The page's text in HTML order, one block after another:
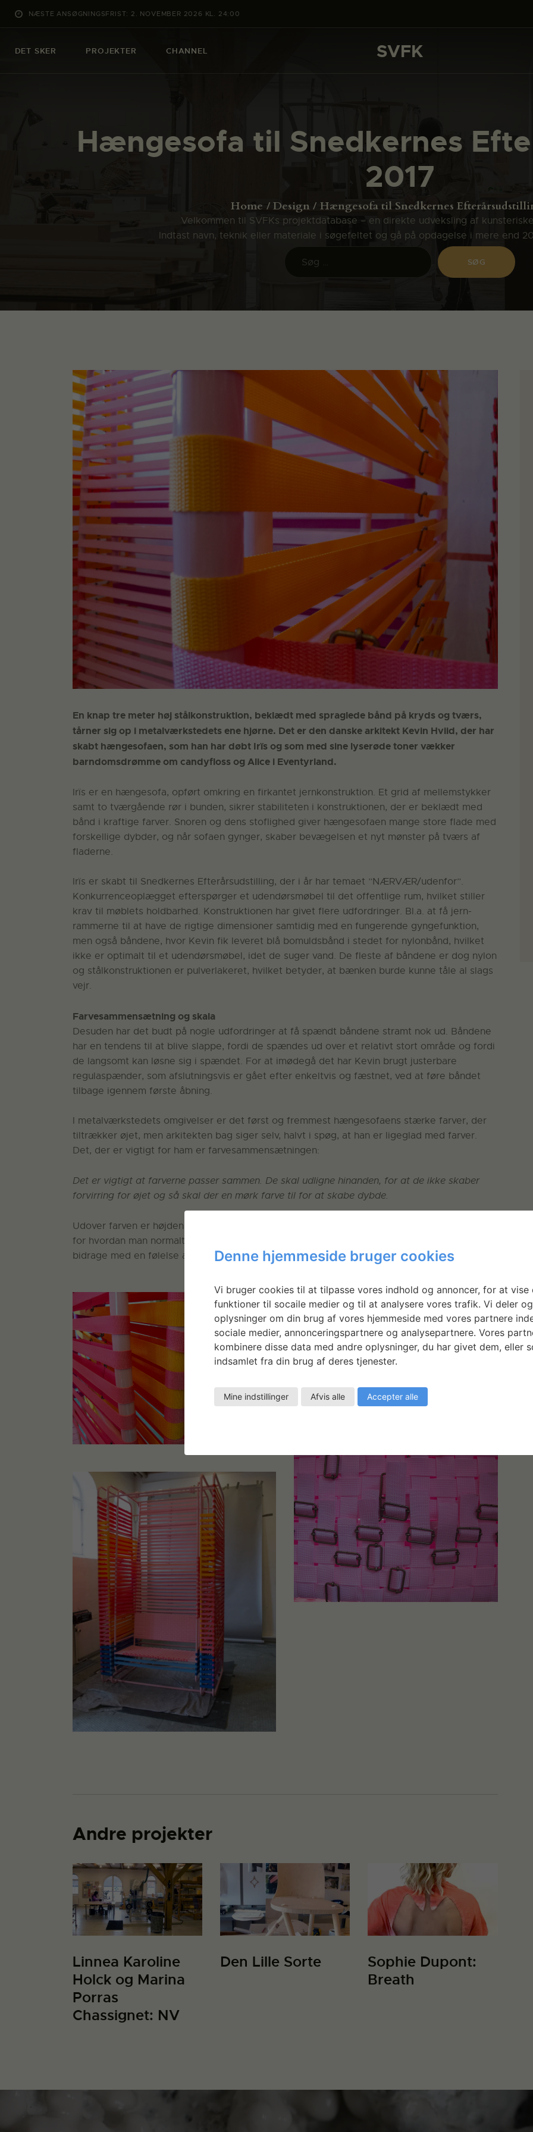
NÆSTE ANSØGNINGSFRIST: 2. NOVEMBER 2026 KL. 24:00
DET SKER PROJEKTER CHANNEL SVFK
Hængesofa til Snedkernes
2017
Home Design Hængesofa til Snedkernes
Velkommen til SVFKs projektdatabase – en direkte udveksling af
Indtast navn, teknik eller materiale i søgefeltet og gå på opdagelse i mere end
SVFK
PROJEKTER
OM SVFK
En knap tre meter høj stålkonstruktion, beklædt med spraglede bånd på kryds og tværs,
tårner sig op i metalværkstedets ene hjørne. Det er den danske arkitekt Kevin Hviid, der har
skabt hængesofaen, som han har døbt Irïs og som med sine lyserøde toner vækker
barndomsdrømme om candyfloss og Alice i Eventyrland.
Irïs er en hængesofa, opført omkring en firkantet jernkonstruktion. Et grid af mellemstykker
samt to tværgående rør i bunden, sikrer stabiliteten i konstruktionen, der er beklædt med
bånd i kraftige farver. Snoren og dens stoflighed giver hængesofaen mange store flade med
forskellige dybder, og når sofaen gynger, skaber bevægelsen et nyt mønster på tværs af
fladerne.
Irïs er skabt til Snedkernes Efterårsudstilling, der i år har temaet ”NÆRVÆR/udenfor”.
Konkurrenceoplægget efterspørger et udendørsmøbel til det offentlige rum, hvilket stiller
krav til møblets holdbarhed. Konstruktionen har givet flere udfordringer. Bl.a. at få jern-
rammerne til at have de rigtige dimensioner samtidig med en fungerende gyngefunktion,
men også båndene, hvor Kevin fik leveret blå bomuldsbånd i stedet for nylonbånd, hvilket
ikke er optimalt til et udendørsmøbel, idet de suger vand. De fleste af båndene er dog nylon
og stålkonstruktionen er pulverlakeret, hvilket betyder, at bænken burde kunne tåle al slags
vejr.
Farvesammensætning og skala
Desuden har det budt på nogle udfordringer at få spændt båndene stramt nok ud. Båndene
har en tendens til at blive slappe, fordi de spændes ud over et relativt stort område og fordi
de langsomt kan løsne sig i spændet. For at imødegå det har Kevin brugt justerbare
regulaspænder, som afslutningsvis er gået efter enkeltvis og fæstnet, ved at føre båndet
tilbage igennem første åbning.
I metalværkstedets omgivelser er det først og fremmest hængesofaens stærke farver, der
tiltrækker øjet, men arkitekten bag siger selv, halvt i spøg, at han er ligeglad med farver.
Det, der er vigtigt for ham er farvesammensætningen:
Det er vigtigt at farverne passer sammen. De skal udligne hinanden, for at de ikke skaber
forvirring for øjet og så skal der en mørk farve til for at skabe dybde.
Udover farven er højden på konstruktionen slående. Med 2,7 meter sprænger den skalaen
for hvordan man normalt opfatter et siddemøbel og det er et bevidst greb fra Kevins side at
bidrage med en følelse af at være lille bitte i Irïs’ favn.
Andre projekter
Linnea Karoline
Holck og Marina
Porras
Chassignet: NV
Den Lille Sorte
Sophie Dupont:
Breath
Denne hjemmeside bruger cookies
Vi bruger cookies til at tilpasse vores indhold og annoncer, for at vise
funktioner til socaile medier og til at analysere vores trafik. Vi deler
oplysninger om din brug af vores hjemmeside med vores partnere
sociale medier, annonceringspartnere og analysepartnere. Vores
kombinere disse data med andre oplysninger, du har givet dem, eller
indsamlet fra din brug af deres tjenester.
Mine indstillinger Afvis alle Accepter alle